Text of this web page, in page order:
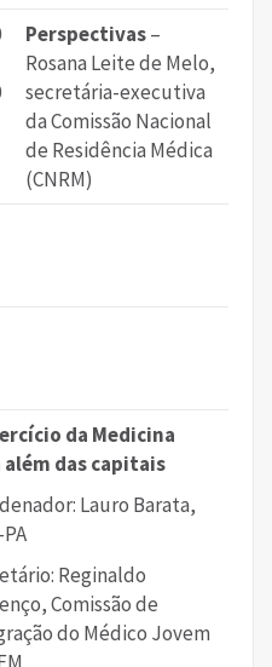
Perspectivas–
Rosana Leite de Melo,
secretária-executiva
da Comissão Nacional
de Residência Médica
(CNRM)
da Medicina
além das capitais
Lauro Barata,
Reginaldo
Comissão de
do Médico Jovem